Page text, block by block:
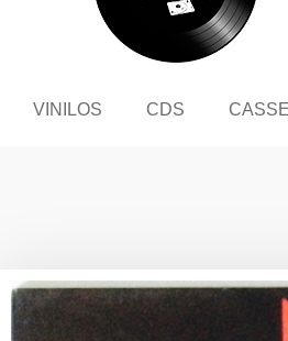
VINILOS CDS